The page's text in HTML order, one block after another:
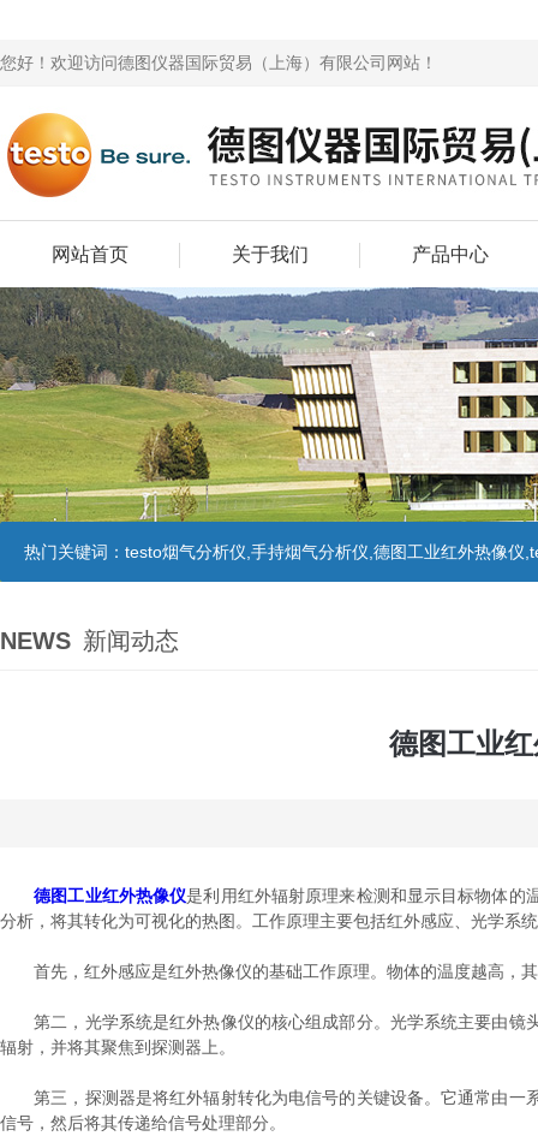
您好！欢迎访问德图仪器国际贸易（上海）有限公司网站！
网站首页 关于我们 产品中心
热门关键词： testo烟气分析仪,手持烟气分析仪,德图工业红外热像仪
NEWS 新闻动态
德图工业
德图工业红外热像仪是利用红外辐射原理来检测和显示目标物体的
分析，将其转化为可视化的热图。工作原理主要包括红外感应、光学系
首先，红外感应是红外热像仪的基础工作原理。物体的温度越高，
第二，光学系统是红外热像仪的核心组成部分。光学系统主要由镜
辐射，并将其聚焦到探测器上。
第三，探测器是将红外辐射转化为电信号的关键设备。它通常由一
信号，然后将其传递给信号处理部分。